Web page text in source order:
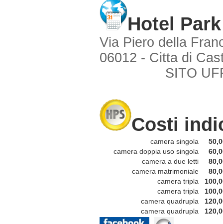
Hotel
Via Piero della
06012 - Citta di
SITO
Costi
camera singola
camera doppia uso singola
camera a due letti
camera matrimoniale
camera tripla
camera tripla
camera quadrupla
camera quadrupla